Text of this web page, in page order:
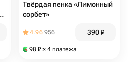
Твёрдая пенка «Лимонный
сорбет»
4.96956 390₽
98 ₽ × 4 платежа